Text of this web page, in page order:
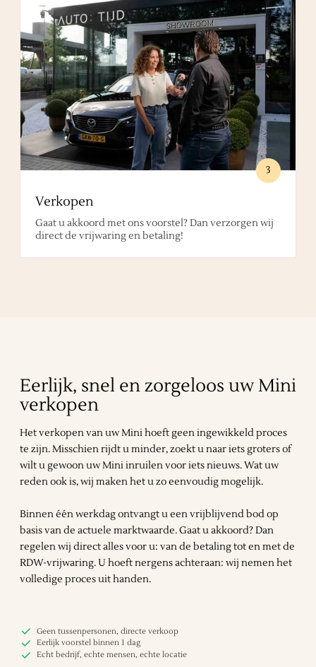
3
Verkopen
Gaat u akkoord met ons voorstel? Dan verzorgen wij
direct de vrijwaring en betaling!
Eerlijk, snel en zorgeloos uw Mini
verkopen
Het verkopen van uw Mini hoeft geen ingewikkeld proces
te zijn. Misschien rijdt u minder, zoekt u naar iets groters of
wilt u gewoon uw Mini inruilen voor iets nieuws. Wat uw
reden ook is, wij maken het u zo eenvoudig mogelijk.
Binnen één werkdag ontvangt u een vrijblijvend bod op
basis van de actuele marktwaarde. Gaat u akkoord? Dan
regelen wij direct alles voor u: van de betaling tot en met de
RDW-vrijwaring. U hoeft nergens achteraan: wij nemen het
volledige proces uit handen.
Geen tussenpersonen, directe verkoop
Eerlijk voorstel binnen 1 dag
Echt bedrijf, echte mensen, echte locatie